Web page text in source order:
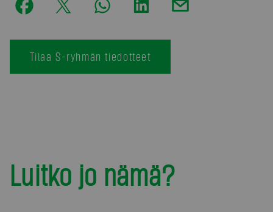
Tilaa S-ryhmän tiedotteet
Luitko jo nämä?